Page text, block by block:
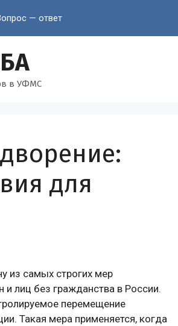
— ответ
в УФМС
для
из самых строгих мер
и лиц без гражданства в России.
перемещение
Такая мера применяется, когда